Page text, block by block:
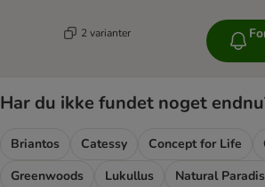
2 varianter
Har du ikke fundet noget
Briantos Catessy Concept for Life
Greenwoods
Lukullus Natural